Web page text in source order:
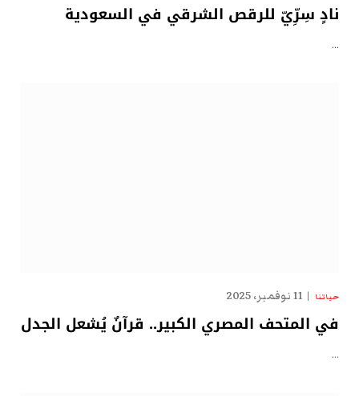
نادٍ سِرِّيّ للرقص الشرقي في السعودية
…
حياتنا 11 نوفمبر، 2025
في المتحف المصري الكبير.. قرآنٌ يُشعل الجدل
…